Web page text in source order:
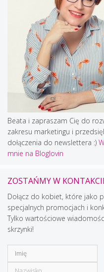
Beata i zapraszam Cię do
zakresu marketingu i
dołączenia do newslettera :)
mnie na Bloglovin
ZOSTAŃMY W
Dołącz do kobiet, które jako
specjalnych promocjach i
Tylko wartościowe
skrzynki!